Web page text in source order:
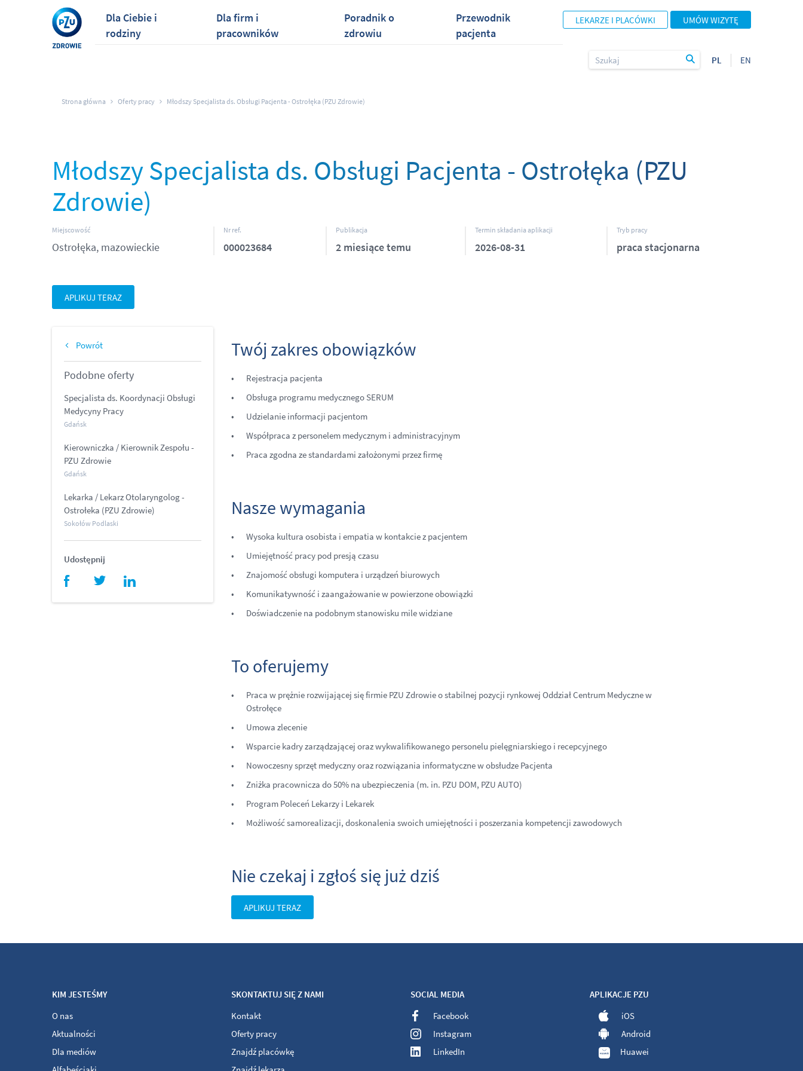
Dla Ciebie i
rodziny
Dla firm i
pracowników
Poradnik o
zdrowiu
Przewodnik
pacjenta
LEKARZE I PLACÓWKI UMÓW WIZYTĘ
PL EN
Strona główna Oferty pracy Młodszy Specjalista ds. Obsługi Pacjenta - Ostrołęka (PZU Zdrowie)
Młodszy Specjalista ds. Obsługi Pacjenta - Ostrołęka (PZU
Zdrowie)
Miejscowość
Ostrołęka, mazowieckie
Nr ref.
000023684
Publikacja
2 miesiące temu
Termin składania aplikacji
2026-08-31
Tryb pracy
praca stacjonarna
APLIKUJ TERAZ
Powrót
Podobne oferty
Specjalista ds. Koordynacji Obsługi
Medycyny Pracy
Gdańsk
Kierowniczka / Kierownik Zespołu -
PZU Zdrowie
Gdańsk
Lekarka / Lekarz Otolaryngolog -
Ostrołeka (PZU Zdrowie)
Sokołów Podlaski
Udostępnij
Twój zakres obowiązków
Rejestracja pacjenta
Obsługa programu medycznego SERUM
Udzielanie informacji pacjentom
Współpraca z personelem medycznym i administracyjnym
Praca zgodna ze standardami założonymi przez firmę
Nasze wymagania
Wysoka kultura osobista i empatia w kontakcie z pacjentem
Umiejętność pracy pod presją czasu
Znajomość obsługi komputera i urządzeń biurowych
Komunikatywność i zaangażowanie w powierzone obowiązki
Doświadczenie na podobnym stanowisku mile widziane
To oferujemy
Praca w prężnie rozwijającej się firmie PZU Zdrowie o stabilnej pozycji rynkowej Oddział Centrum Medyczne w
Ostrołęce
Umowa zlecenie
Wsparcie kadry zarządzającej oraz wykwalifikowanego personelu pielęgniarskiego i recepcyjnego
Nowoczesny sprzęt medyczny oraz rozwiązania informatyczne w obsłudze Pacjenta
Zniżka pracownicza do 50% na ubezpieczenia (m. in. PZU DOM, PZU AUTO)
Program Poleceń Lekarzy i Lekarek
Możliwość samorealizacji, doskonalenia swoich umiejętności i poszerzania kompetencji zawodowych
Nie czekaj i zgłoś się już dziś
APLIKUJ TERAZ
KIM JESTEŚMY
O nas
Aktualności
Dla mediów
SKONTAKTUJ SIĘ Z NAMI
Kontakt
Oferty pracy
Znajdź placówkę
SOCIAL MEDIA
Facebook
Instagram
LinkedIn
APLIKACJE PZU
iOS
Android
Huawei